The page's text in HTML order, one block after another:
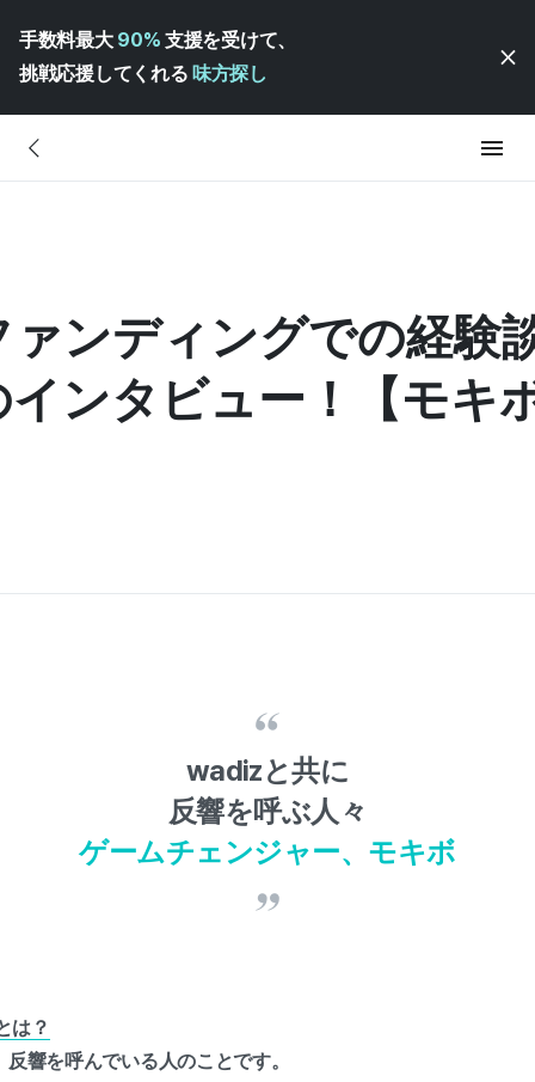
手数料最大 90% 支援を受けて、
挑戦応援してくれる 味方探し
ンディングでの経験
ンタビュー！【モキ
wadizと共に
反響を呼ぶ人々
ゲームチェンジャー、モキボ
は？
響を呼んでいる人のことです。